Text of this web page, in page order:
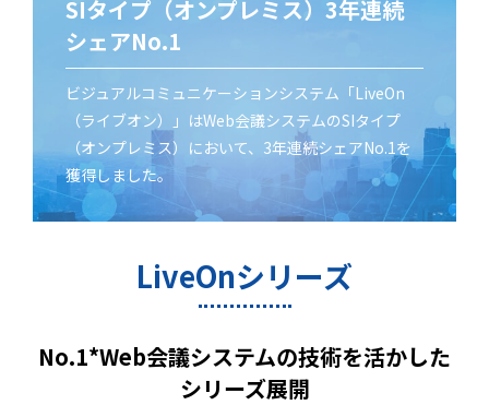
SIタイプ（オンプレミス）3年連続
シェアNo.1
ビジュアルコミュニケーションシステム「LiveOn
（ライブオン）」はWeb会議システムのSIタイプ
（オンプレミス）において、3年連続シェアNo.1を
獲得しました。
LiveOnシリーズ
No.1*Web会議システムの技術を活かした
シリーズ展開